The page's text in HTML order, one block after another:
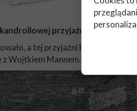
przyjaźni Wojciecha
a tej przyjaźni by nie było.
Wojtkiem Mannem. Na szczęście nie